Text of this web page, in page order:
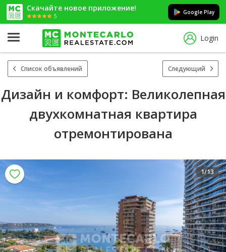
Скачайте новое приложение!
5
Google Play
Login
Список объявлений Следующий
Дизайн и комфорт: Великолепная
двухкомнатная квартира
отремонтирована
1/13